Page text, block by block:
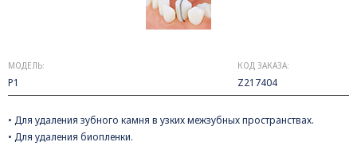
МОДЕЛЬ:
P1
КОД ЗАКАЗА:
Z217404
• Для удаления зубного камня в узких межзубных пространствах.
• Для удаления биопленки.